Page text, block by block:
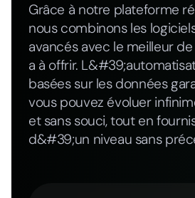
Grâce à notre plateforme
nous combinons les
avancés avec le meilleur
a à offrir.
basées sur les données
vous pouvez évoluer
et sans souci, tout en
d&#39;un niveau sans